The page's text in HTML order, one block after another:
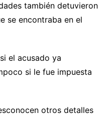
también detuvieron
se encontraba en el
el acusado ya
si le fue impuesta
otros detalles